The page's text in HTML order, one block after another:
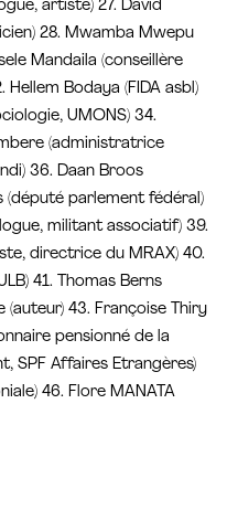
artiste) 27. David
28. Mwamba Mwepu
Mandaila (conseillère
Bodaya (FIDA asbl)
UMONS) 34.
(administratrice
36. Daan Broos
(député parlement fédéral)
militant associatif) 39.
directrice du MRAX) 40.
41. Thomas Berns
(auteur) 43. Françoise Thiry
pensionné de la
SPF Affaires Etrangères)
46. Flore MANATA